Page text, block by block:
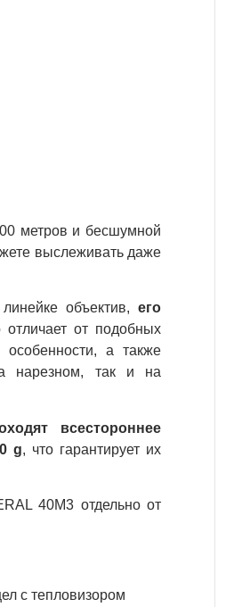
метров и бесшумной
выслеживать даже
объектив, его
от подобных
особенности, а также
нарезном, так и на
всестороннее
g, что гарантирует их
40M3 отдельно от
с тепловизором